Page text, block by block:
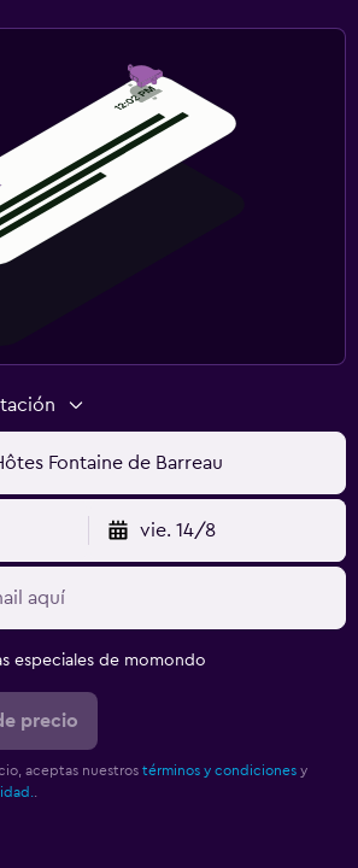
Fontaine de Barreau
vie. 14/8
especiales de momondo
precio
aceptas nuestros términos y condiciones y